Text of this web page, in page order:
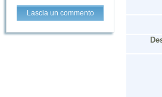
Lascia un commento